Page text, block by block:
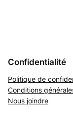
Confidentialité
Politique de
Conditions
Nous joindre